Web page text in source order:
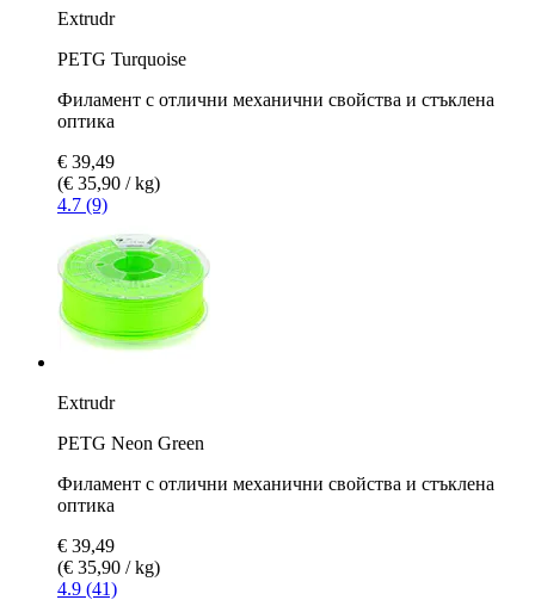
Extrudr
PETG Turquoise
Филамент с отлични механични свойства и стъклена
оптика
€ 39,49
(€ 35,90 / kg)
4.7 (9)
Extrudr
PETG Neon Green
Филамент с отлични механични свойства и стъклена
оптика
€ 39,49
(€ 35,90 / kg)
4.9 (41)